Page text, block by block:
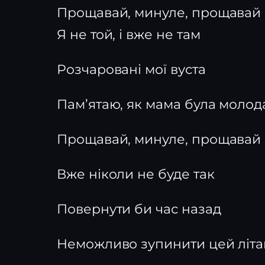
Прощавай, минуле, прощавай
Я не той, і вже не там
Розчаровані мої вуста
Пам’ятаю, як мама була
Прощавай, минуле, прощавай
Вже ніколи не буде так
Повернути би час назад
Неможливо зупинити цей